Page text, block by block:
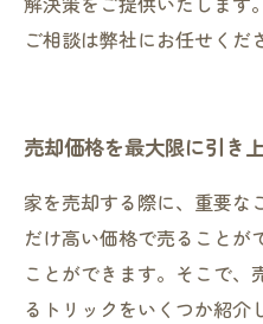
ご相談は弊社にお任せくだ
売却価格を最大限に引き
家を売却する際に、重要な
だけ高い価格で売ることが
ことができます。そこで
るトリックをいくつか紹介